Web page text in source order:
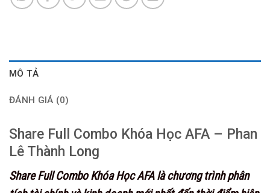
MÔ TẢ
ĐÁNH GIÁ (0)
Share Full Combo Khóa Học AFA – Phan
Lê Thành Long
Share Full Combo Khóa Học AFA là chương trình phân